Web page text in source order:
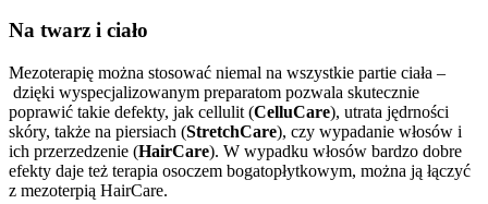
Na twarz i ciało
Mezoterapię można stosować niemal na wszystkie partie ciała –
dzięki wyspecjalizowanym preparatom pozwala skutecznie
poprawić takie defekty, jak cellulit (CelluCare), utrata jędrności
skóry, także na piersiach (StretchCare), czy wypadanie włosów i
ich przerzedzenie (HairCare). W wypadku włosów bardzo dobre
efekty daje też terapia osoczem bogatopłytkowym, można ją łączyć
z mezoterpią HairCare.